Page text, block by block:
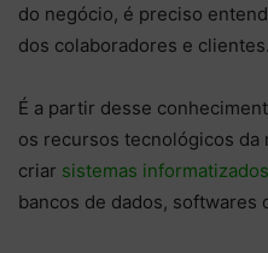
do negócio, é preciso
dos colaboradores e clientes.
É a partir desse
os recursos tecnológicos da
criar sistemas informatizados
bancos de dados, softwares